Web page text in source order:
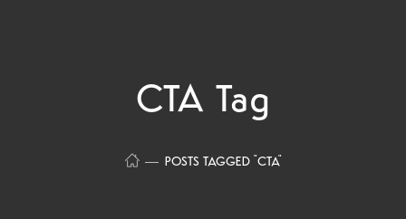
CTA Tag
POSTS TAGGED "CTA"